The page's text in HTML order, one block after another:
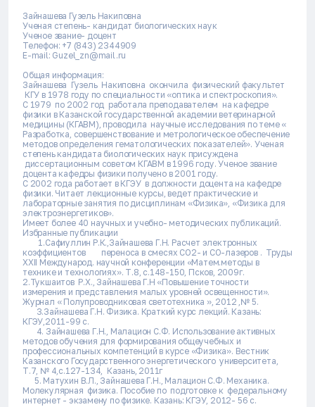
Зайнашева Гузель Накиповна
Ученая степень- кандидат биологических наук
Ученое звание- доцент
Телефон: +7 (843) 2344909
E-mail: Guzel_zn@mail.ru
Общая информация:
Зайнашева Гузель Накиповна окончила физический факультет
КГУ в 1978 году по специальности «оптика и спектроскопия».
С 1979 по 2002 год работала преподавателем на кафедре
физики в Казанской государственной академии ветеринарной
медицины (КГАВМ), проводила научные исследования по теме «
Разработка, совершенствование и метрологическое обеспечение
методов определения гематологических показателей». Ученая
степень кандидата биологических наук присуждена
диссертационным советом КГАВМ в 1996 году. Ученое звание
доцента кафедры физики получено в 2001 году.
С 2002 года работает в КГЭУ в должности доцента на кафедре
физики. Читает лекционные курсы, ведет практические и
лабораторные занятия по дисциплинам «Физика», «Физика для
электроэнергетиков».
Имеет более 40 научных и учебно- методических публикаций.
Избранные публикации
1.Сафиуллин Р.К.,Зайнашева Г.Н. Расчет электронных
коэффициентов переноса в смесях СО2- и СО-лазеров . Труды
XXII Международ. научной конференции «Матем.методы в
технике и технологиях». Т.8, с.148-150, Псков, 2009г.
2.Тукшаитов Р.Х., Зайнашева Г.Н «Повышение точности
измерения и представления малых уровней освещенности».
Журнал « Полупроводниковая светотехника », 2012 ,№ 5.
3.Зайнашева Г.Н. Физика. Краткий курс лекций. Казань:
КГЭУ,2011-99 с.
4. Зайнашева Г.Н., Малацион С.Ф. Использование активных
методов обучения для формирования общеучебных и
профессиональных компетенций в курсе «Физика». Вестник
Казанского Государственного энергетического университета,
Т.7, № 4,с.127-134, Казань, 2011г
5. Матухин В.Л., Зайнашева Г.Н., Малацион С.Ф. Механика.
Молекулярная физика. Пособие по подготовке к федеральному
интернет - экзамену по физике. Казань: КГЭУ, 2012- 56 с.